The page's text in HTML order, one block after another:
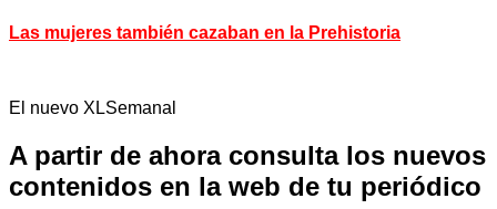
Las mujeres también cazaban en la Prehistoria
El nuevo XLSemanal
A partir de ahora consulta los nuevos
contenidos en la web de tu periódico